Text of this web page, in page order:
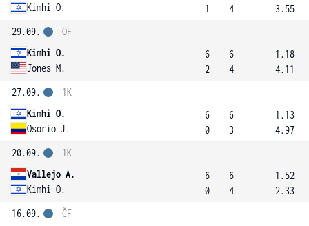
Kimhi O.
1
4
3.55
29.09.
Kimhi O.
Jones M.
OF
6
2
6
4
1.18
4.11
27.09.
Kimhi O.
Osorio J.
1K
6
0
6
3
1.13
4.97
20.09.
Vallejo A.
Kimhi O.
1K
6
0
6
4
1.52
2.33
16.09.
ČF